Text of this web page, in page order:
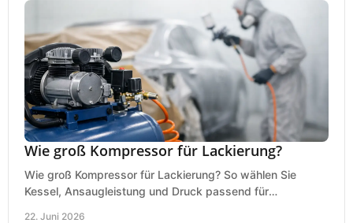
Wie groß Kompressor für Lackierung?
Wie groß Kompressor für Lackierung? So wählen Sie
Kessel, Ansaugleistung und Druck passend für
22. Juni 2026